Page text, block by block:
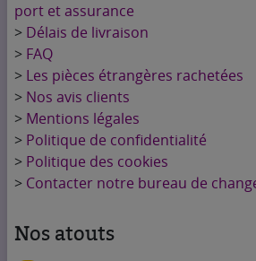
port et assurance
> Délais de livraison
> FAQ
> Les pièces étrangères rachetées
> Nos avis clients
> Mentions légales
> Politique de confidentialité
> Politique des cookies
> Contacter notre bureau de
Nos atouts